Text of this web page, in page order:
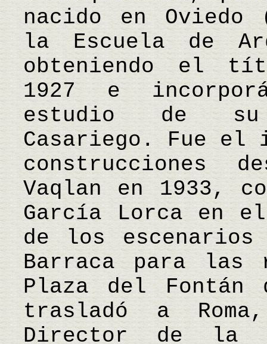
nacido en
la Escuela de
obteniendo el
1927 e
estudio de su
Casariego. Fue el
construcciones
Vaqlan en 1933,
García Lorca en
de los
Barraca para las
Plaza del Fontán
trasladó a
Director de la